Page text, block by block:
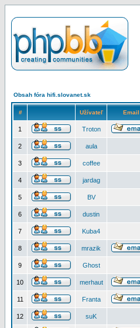
Obsah fóra hifi.slovanet.sk
# Užívateľ Email
1 Troton
2 aula
3 coffee
4 jardag
5 BV
6 dustin
7 Kuba4
8 mrazik
9 Ghost
10 merhaut
11 Franta
12 suK